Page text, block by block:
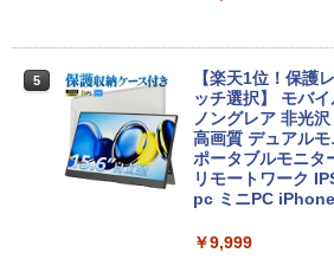
超得2,000円
式対応 第8世代｜
華特典付き｜最大
8世代｜中古ノー
office付き｜15.6
トパソコン
24 Office付き/
￥149,800
【★20％クーポン
80 PlusミニPC
ows 11 Pro ゲー
5
【楽天1位！保護
ッチ選択】 モバ
ノングレア 非光
高画質 デュアル
ポータブルモニタ
リモートワーク
pc ミニPC
￥9,999